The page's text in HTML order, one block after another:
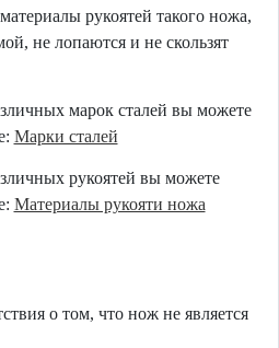
рукоятей такого ножа,
не лопаются и не скользят
марок сталей вы можете
Марки сталей
рукоятей вы можете
Материалы рукояти ножа
о том, что нож не является